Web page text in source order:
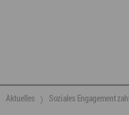
Aktuelles Soziales Engagement